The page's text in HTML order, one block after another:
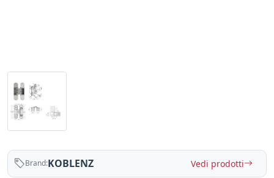
Brand:KOBLENZ Vedi prodotti